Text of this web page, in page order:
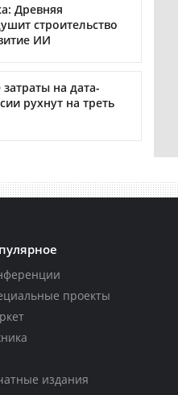
Древняя
строительство
ИИ
на дата-
рухнут на треть
проекты
издания